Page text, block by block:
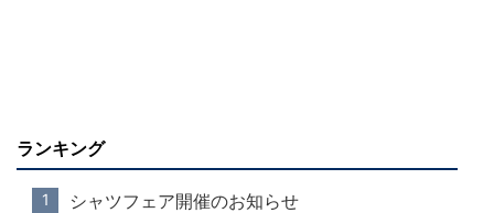
ランキング
シャツフェア開催のお知らせ